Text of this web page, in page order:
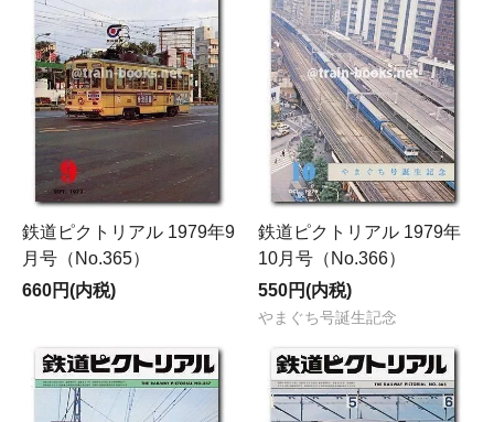
鉄道ピクトリアル 1979年9
月号（No.365）
660円(内税)
鉄道ピクトリアル 1979年
10月号（No.366）
550円(内税)
やまぐち号誕生記念